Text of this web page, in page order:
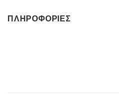
ΠΛΗΡΟΦΟΡΊΕΣ